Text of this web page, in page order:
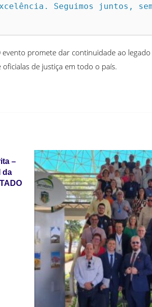
Seguimos juntos,
evento promete dar continuidade ao
de justiça em todo o país.
–
da